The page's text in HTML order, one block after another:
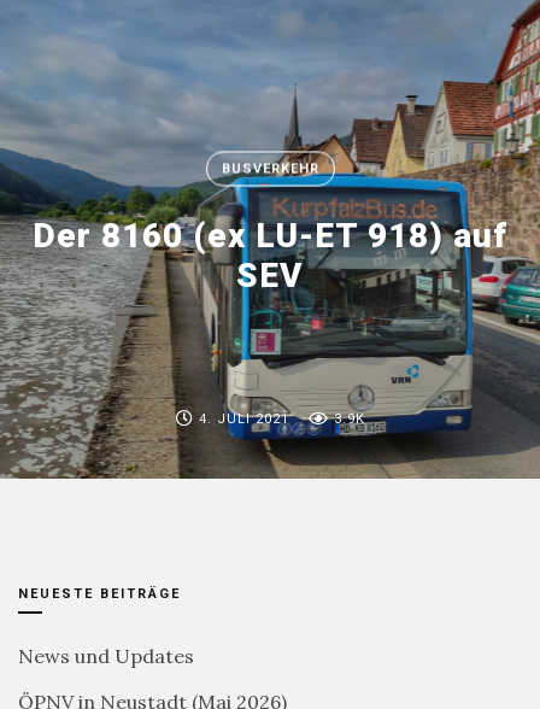
BUSVERKEHR
Der 8160 (ex LU-ET 918) auf
SEV
4. JULI 2021 3.9K
NEUESTE BEITRÄGE
News und Updates
ÖPNV in Neustadt (Mai 2026)